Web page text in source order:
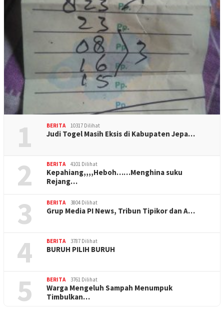
1 BERITA 10317 Dilihat
Judi Togel Masih Eksis di Kabupaten Jepa…
2 BERITA 4101 Dilihat
Kepahiang,,,,Heboh……Menghina suku
Rejang…
3 BERITA 3804 Dilihat
Grup Media PI News, Tribun Tipikor dan A…
4 BERITA 3787 Dilihat
BURUH PILIH BURUH
5 BERITA 3761 Dilihat
Warga Mengeluh Sampah Menumpuk
Timbulkan…